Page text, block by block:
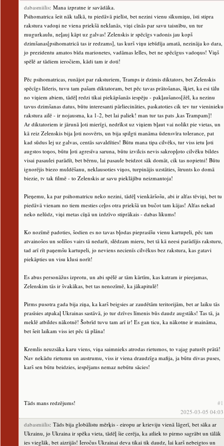
dabasmiilis: Mana izpratne ir savādāka.
Psihomatrica šeit nāk talkā, tu piedāvā pielīst, bet nezini vienu sīkumiņu, īsti stipra
rakstura vadoņi ne viena priekšā neklanās, viņi cīnās par savu taisnību, un tur
mugurkaulu, neļauj kāpt uz galvas! Zelenskis ir spēcīgs vadonis jau kopš
dzimšanas[psihomatricā tas ir redzams], tas kurš viņu iebīdīja amatā, nezināja ko dara,
jo prezidentu amatos bīda marionetes, vadāmas lelles, bet ne spēcīgus vadoņus! Viņš
spēlē ar tādiem ieročiem, kādi tam ir doti!
Pēc psihomatricas, runājot par raksturiem, Tramps ir dzimis diktators, bet Zelenskis
spēcīgs līderis, tuvu tam pašam diktatoram, bet pēc tavas prātošanas, šķiet, ka esi tālu
no viņiem abiem, tādēļ redzi tikai piekāpšanās iespēju - pakļaušanos[žēl, ka nezinu
tavus dzimšanas datus, būtu interesanti pārliecināties, paskatoties cik tev tur vieninieku
rakstura ailē - ir nojausma, ka 1-2, bet lai paliek! man tur tas pats ,kas Trampam]!
Ar diktatoriem ir jārunā ļoti mierīgi, nedrīkst uz viņiem bļaut vai nolikt pie vietas, un
kā reiz Zelenskis bija ļoti nosvērts, un bija spilgti manāma ūdensvīra tolerance, pat
kad sūdus lej uz galvas, centās savaldīties! Būtu mana tipa cilvēks, tur viss ietu ļoti
augstos toņos, būtu ļoti agresīva saruna, būtu izvilcis nevis sakropļoto cilvēku bildes
visai pasaulei parādīt, bet bērnu, lai pasaule beidzot sāk domāt, cik tas nopietni! Būtu
ignorējis biezo muldēšanu, neklausoties viņos, turpinājis uzstāties, štrunts ko domā
biezie, tv tak filmē - to Zelenskis ar savu pieklājību neizmantoja!
Pieņemu, ka par psihomatricu neko nezini, tādēļ vienkāršošu, abi ir alfas tēviņi, bet tu
piedāvā vienam no tiem mesties ceļos otra priekšā un bučot tam kājas! Alfas nekad
neko nelūdz, viņi metas cīņā un izdzīvo stiprākais - dabas likums!
Ko nozīmē padoties, šodien es no tavas bļodas pieprasīšu vienu kartupeli, pēc tam
atvainošos un solīšos vairs tā nedarīt, slēdzam mieru, bet tā kā neesi parādījis raksturu,
tad arī rīt paņemšu kartupeli, jo neviens necienīs cilvēkus bez rakstura, kas gatavi
piekāpties un visu klusi norīt!
Es abus personāžus izprotu, un abi spēlē ar tām kārtīm, kas katram ir pieejamas,
Zelenskim tās ir švakākas, bet tas nenozīmē, ka jākapitulē!
Pirms pusotra gada bija ziņa, ka karš beigsies ar zaudētām teritorijām, bet ar laiku tās
prasīsies atpakaļ Ukrainas sastāvā, jo tur dzīves līmenis būs daudz augstāks! Tas tā, ja
meklē atbildes nākotnē! Šobrīd tuvu tam arī ir! Es gan ticu, ka nākotne ir maināma,
bet šeit laikam viss iet pēc tā plāna!
Kremlis neuzsāka karu viens, viņa saimnieks atrodas rietumos, to vajag paturēt prātā!
Nav nekādu rietumu un austrumu, viss ir viena draudzīga mafija, ja būtu divas puses,
karš sen būtu beidzies, iespējams nemaz nebūtu sācies!
Tāds mans redzējums!
#1
2025-03-05 04:03
dabasmiilis: Tāds bija globālistu mērķis - eiropu ar krieviju vienā lāgerī, bet sāka ar
Ukrainu, jo Ukraina ir spēka vieta, tādēļ šie cerēja, ka atliek to pirmo sagrābt un tālāk
ies vieglāk, bet aizrijās! Ieročus Ukrainai deva tikai tik daudz, lai karš nebeigtos un